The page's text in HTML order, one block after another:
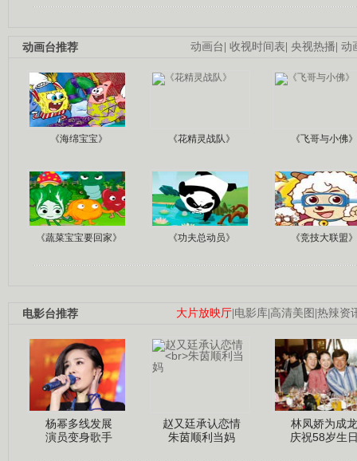
动画台| 收视时间表| 央视热播| 动
动画台推荐
《海绵宝宝》 《花精灵战队》 《飞哥与小佛》
《蔬菜宝宝要回家》 《功夫总动员》 《竞技大联盟》
大片放映厅|电影库|高清美图 |热辣资
电影台推荐
杨幂多线发展
演员变身歌手
赵又廷承认恋情
朱茵顺利当妈
林凤娇为成龙
庆祝58岁生